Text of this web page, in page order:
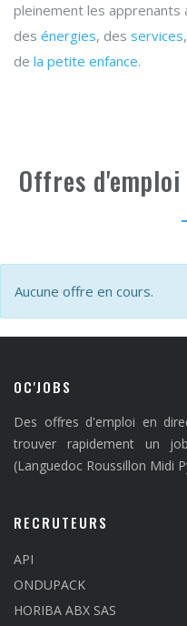
pleinement les apprenants
des énergies, des services
de la petite enfance.
Offres d'emploi
Aucune offre en cours.
OC'JOBS
Des offres d'emploi en
trouver rapidement un
(Languedoc Roussillon Midi
RECRUTEURS
API
ONDUPACK
HORIBA ABX SAS